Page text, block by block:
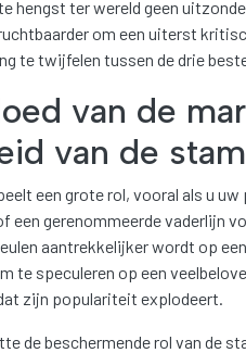
hengst ter wereld geen
om een uiterst
te twijfelen tussen de drie
van de
van de
een grote rol, vooral als u
een gerenommeerde vaderlijn
aantrekkelijker wordt op
te speculeren op een
zijn populariteit explodeert.
de beschermende rol van de